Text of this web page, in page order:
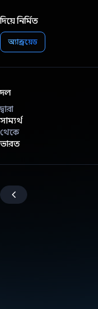
দিয়ে নির্মিত
অ্যান্ড্রয়েড
দল
দ্বারা
সাম্যর্থ
থেকে
ভারত